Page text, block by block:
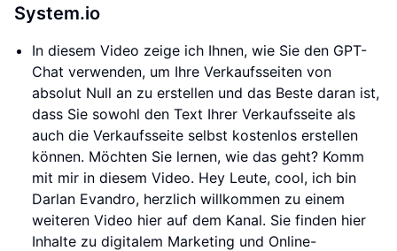
System.io
In diesem Video zeige ich Ihnen, wie Sie den GPT-
Chat verwenden, um Ihre Verkaufsseiten von
absolut Null an zu erstellen und das Beste daran ist,
dass Sie sowohl den Text Ihrer Verkaufsseite als
auch die Verkaufsseite selbst kostenlos erstellen
können. Möchten Sie lernen, wie das geht? Komm
mit mir in diesem Video. Hey Leute, cool, ich bin
Darlan Evandro, herzlich willkommen zu einem
weiteren Video hier auf dem Kanal. Sie finden hier
Inhalte zu digitalem Marketing und Online-